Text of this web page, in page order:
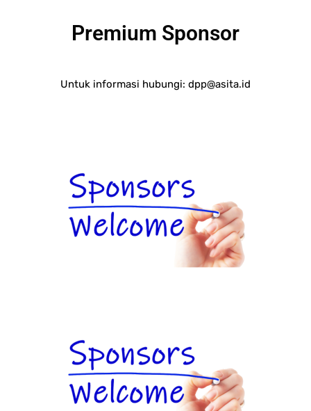
Premium Sponsor
Untuk informasi hubungi: dpp@asita.id